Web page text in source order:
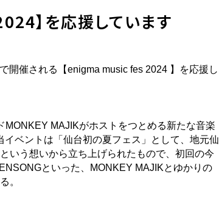
】を応援しています
催される【enigma music fes 2024 】を応援し
MAJIKがホストをつとめる新たな音楽
ベントは「仙台初の夏フェス」として、地元仙
いう想いから立ち上げられたもので、初回の今
といった、MONKEY MAJIKとゆかりの
。